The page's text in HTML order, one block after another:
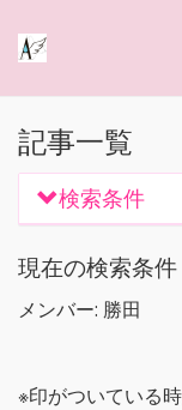
記事一覧
検索条件
現在の検索条件
メンバー: 勝田
※印がついている